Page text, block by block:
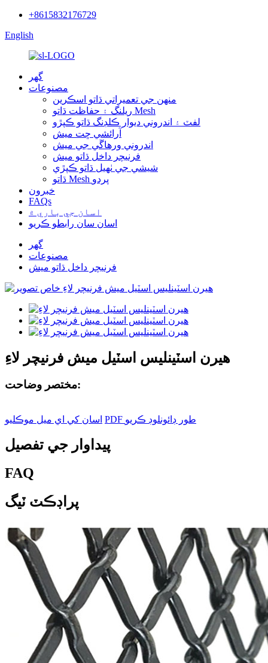
+8615832176729
English
گهر
مصنوعات
منهن جي تعميراتي ڌاتو اسڪرين
ريلنگ ۽ حفاظت ڌاتو Mesh
لفٽ ۽ اندروني ديوار ڪلڊنگ ڌاتو ڪپڙو
آرائشي ڇت ميش
اندروني ورهاڱي جي ميش
فرنيچر داخل ڌاتو ميش
شيشي جي ٺهيل ڌاتو ڪپڙي
ڌاتو Mesh پردو
خبرون
FAQs
اسان جي باري ۾
اسان سان رابطو ڪريو
گهر
مصنوعات
فرنيچر داخل ڌاتو ميش
هيرن اسٽينلیس اسٽيل ميش فرنيچر لاءِ
مختصر وضاحت:
اسان کي اي ميل موڪليو PDF طور ڊائونلوڊ ڪريو
پيداوار جي تفصيل
FAQ
پراڊڪٽ ٽيگ